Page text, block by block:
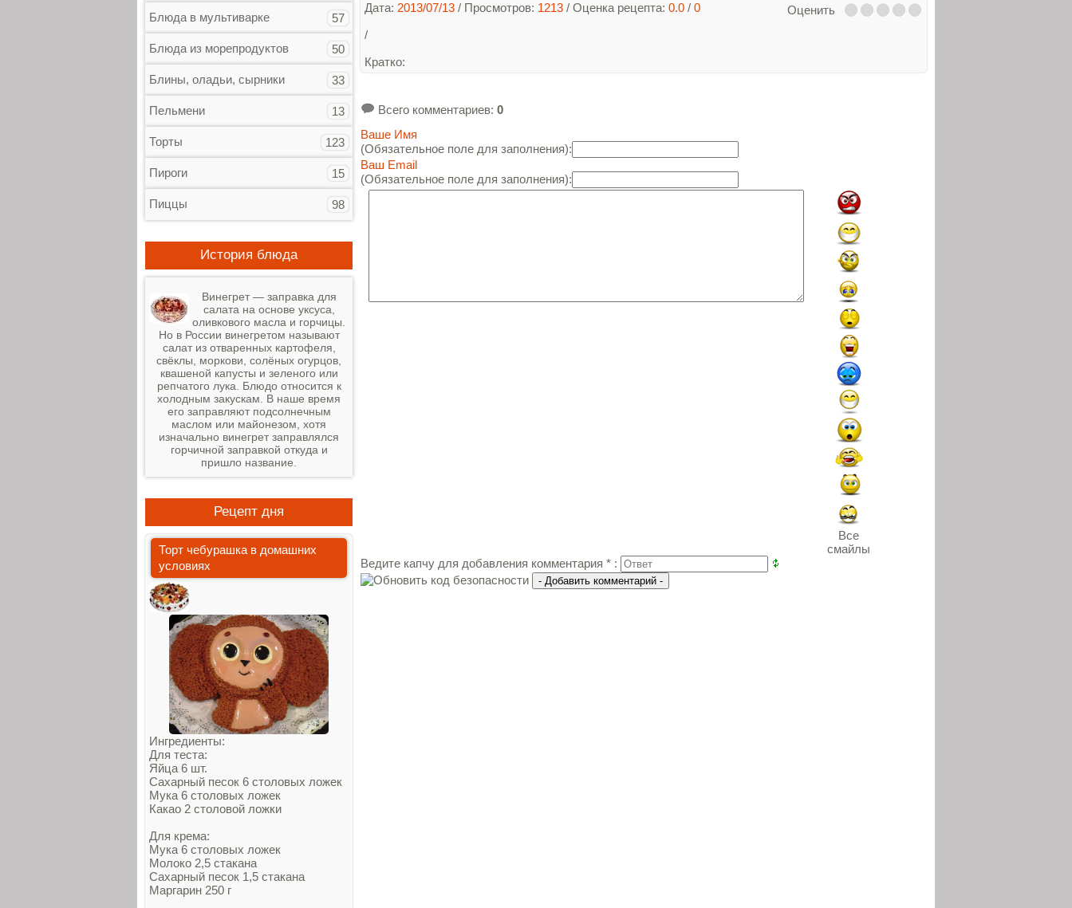
Дата: 2013/07/13 / Просмотров: 1213 / Оценка рецепта: 0.0 / 0
Оценить
/
Кратко:
Всего комментариев: 0
Ваше Имя
(Обязательное поле для заполнения):
Ваш Email
(Обязательное поле для заполнения):
Все
смайлы
Ведите капчу для добавления комментария * :
Блюда в мультиварке 57
Блюда из морепродуктов 50
Блины, оладьи, сырники 33
Пельмени 13
Торты 123
Пироги 15
Пиццы 98
История блюда
Винегрет — заправка для
салата на основе уксуса,
оливкового масла и горчицы.
Но в России винегретом называют
салат из отваренных картофеля,
свёклы, моркови, солёных огурцов,
квашеной капусты и зеленого или
репчатого лука. Блюдо относится к
холодным закускам. В наше время
его заправляют подсолнечным
маслом или майонезом, хотя
изначально винегрет заправлялся
горчичной заправкой откуда и
пришло название.
Рецепт дня
Торт чебурашка в домашних
условиях
Ингредиенты:
Для теста:
Яйца 6 шт.
Сахарный песок 6 столовых ложек
Мука 6 столовых ложек
Какао 2 столовой ложки
Для крема:
Мука 6 столовых ложек
Молоко 2,5 стакана
Сахарный песок 1,5 стакана
Маргарин 250 г